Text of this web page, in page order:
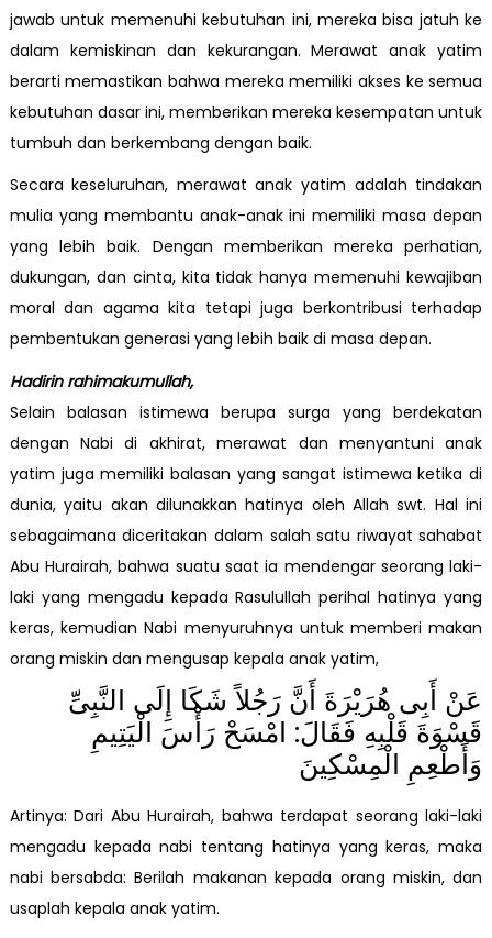
jawab untuk memenuhi kebutuhan ini, mereka bisa jatuh ke
dalam kemiskinan dan kekurangan. Merawat anak yatim
berarti memastikan bahwa mereka memiliki akses ke semua
kebutuhan dasar ini, memberikan mereka kesempatan untuk
tumbuh dan berkembang dengan baik.
Secara keseluruhan, merawat anak yatim adalah tindakan
mulia yang membantu anak-anak ini memiliki masa depan
yang lebih baik. Dengan memberikan mereka perhatian,
dukungan, dan cinta, kita tidak hanya memenuhi kewajiban
moral dan agama kita tetapi juga berkontribusi terhadap
pembentukan generasi yang lebih baik di masa depan.
Hadirin rahimakumullah,
Selain balasan istimewa berupa surga yang berdekatan
dengan Nabi di akhirat, merawat dan menyantuni anak
yatim juga memiliki balasan yang sangat istimewa ketika di
dunia, yaitu akan dilunakkan hatinya oleh Allah swt. Hal ini
sebagaimana diceritakan dalam salah satu riwayat sahabat
Abu Hurairah, bahwa suatu saat ia mendengar seorang laki-
laki yang mengadu kepada Rasulullah perihal hatinya yang
keras, kemudian Nabi menyuruhnya untuk memberi makan
orang miskin dan mengusap kepala anak yatim,
عَنْ أَبِى هُرَيْرَةَ أَنَّ رَجُلاً شَكَا إِلَى النَّبِىِّ
قَسْوَةَ قَلْبِهِ فَقَالَ: امْسَحْ رَأْسَ الْيَتِيمِ
وَأَطْعِمِ الْمِسْكِينَ
Artinya: Dari Abu Hurairah, bahwa terdapat seorang laki-laki
mengadu kepada nabi tentang hatinya yang keras, maka
nabi bersabda: Berilah makanan kepada orang miskin, dan
usaplah kepala anak yatim.